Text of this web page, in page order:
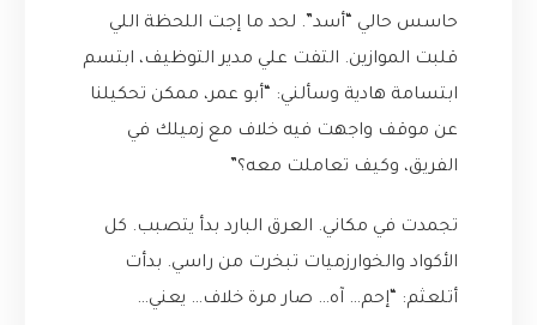
حاسس حالي “أسد”. لحد ما إجت اللحظة اللي
قلبت الموازين. التفت علي مدير التوظيف، ابتسم
ابتسامة هادية وسألني: “أبو عمر، ممكن تحكيلنا
عن موقف واجهت فيه خلاف مع زميلك في
الفريق، وكيف تعاملت معه؟”
تجمدت في مكاني. العرق البارد بدأ يتصبب. كل
الأكواد والخوارزميات تبخرت من راسي. بدأت
أتلعثم: “إحم… آه… صار مرة خلاف… يعني…